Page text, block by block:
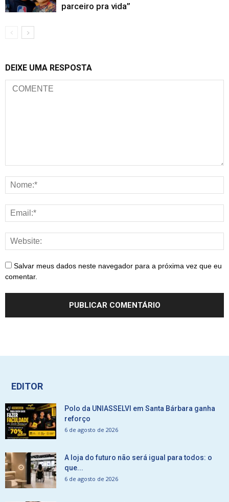
parceiro pra vida”
DEIXE UMA RESPOSTA
Salvar meus dados neste navegador para a próxima vez que eu
comentar.
EDITOR
Polo da UNIASSELVI em Santa Bárbara ganha
reforço
6 de agosto de 2026
A loja do futuro não será igual para todos: o
que...
6 de agosto de 2026